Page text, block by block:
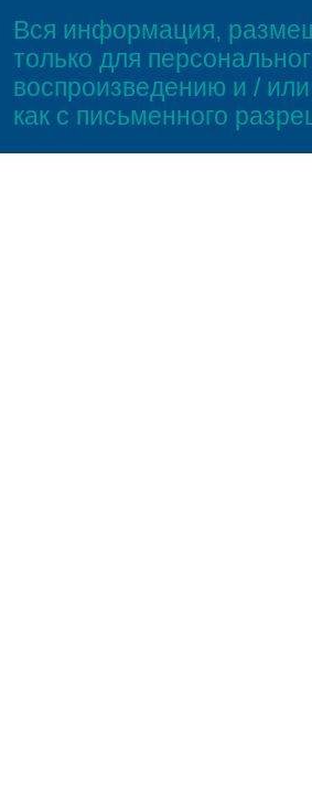
Вся информация,
только для
воспроизведению и /
как с письменного